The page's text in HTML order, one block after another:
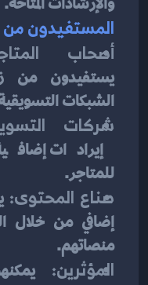
المستفيدون من
أصحاب
الشبكات
شركات
للمتاجر.
صناع المحتوى:
منصاتهم.
المؤثرين: